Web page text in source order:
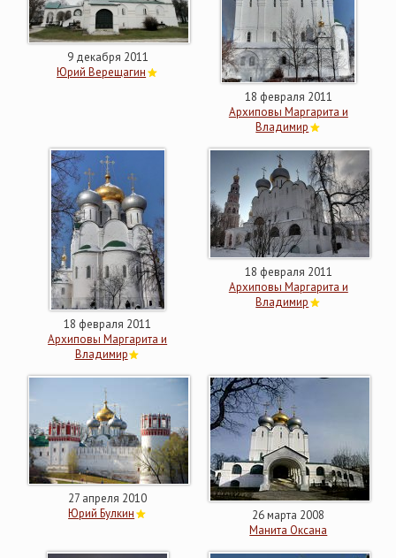
9 декабря 2011
Юрий Верещагин
18 февраля 2011
Архиповы Маргарита и
Владимир
18 февраля 2011
Архиповы Маргарита и
Владимир
18 февраля 2011
Архиповы Маргарита и
Владимир
27 апреля 2010
Юрий Булкин
26 марта 2008
Манита Оксана